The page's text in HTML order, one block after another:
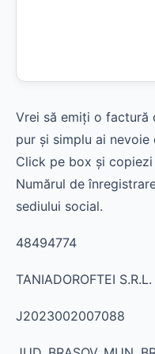
Vrei să emiți o factură
pur și simplu ai
Click pe box și
Numărul de
sediului social.
48494774
TANIADOROFTEI S.R.L.
J2023002007088